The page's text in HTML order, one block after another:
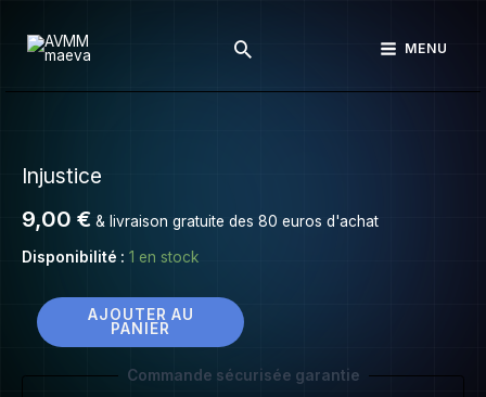
Rechercher MENU
Injustice
9,00 € & livraison gratuite des 80 euros d'achat
Disponibilité : 1 en stock
Injustice
AJOUTER AU
PANIER
Commande sécurisée garantie